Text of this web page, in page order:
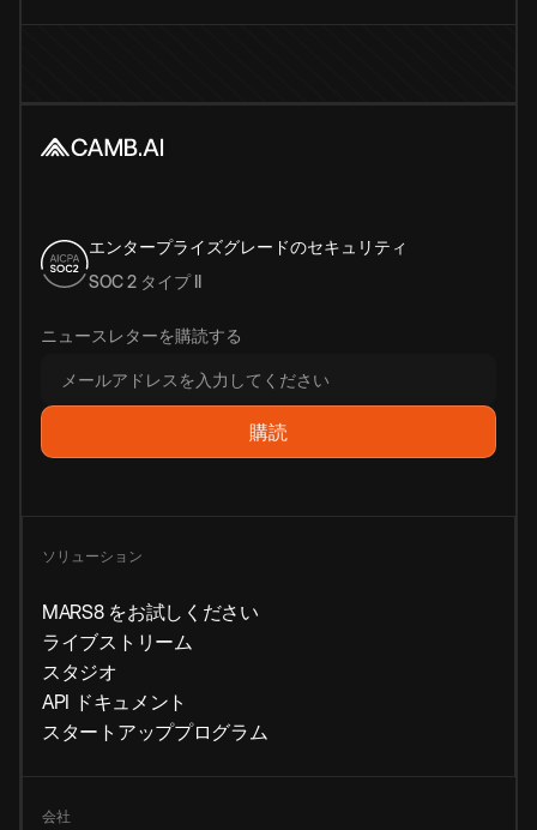
エンタープライズグレードのセキュリティ
SOC 2 タイプ II
ニュースレターを購読する
ソリューション
MARS8 をお試しください
ライブストリーム
スタジオ
API ドキュメント
スタートアッププログラム
会社